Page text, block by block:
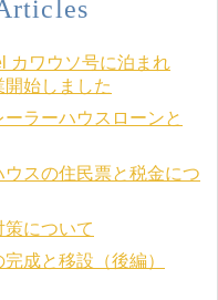
カワウソ号に泊まれ
始しました
ラーハウスローンと
スの住民票と税金につ
について
成と移設（後編）